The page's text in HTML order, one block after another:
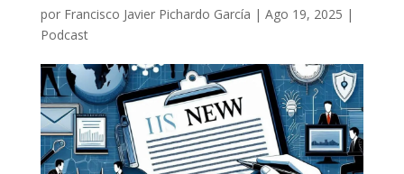
por Francisco Javier Pichardo García | Ago 19, 2025 |
Podcast